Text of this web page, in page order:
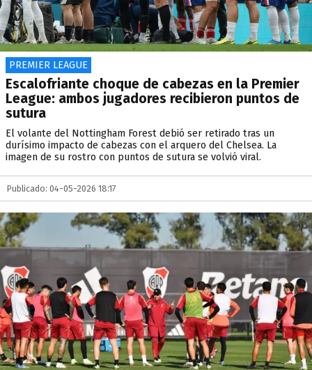
PREMIER LEAGUE
Escalofriante choque de cabezas en la Premier
League: ambos jugadores recibieron puntos de
sutura
El volante del Nottingham Forest debió ser retirado tras un
durísimo impacto de cabezas con el arquero del Chelsea. La
imagen de su rostro con puntos de sutura se volvió viral.
Publicado: 04-05-2026 18:17